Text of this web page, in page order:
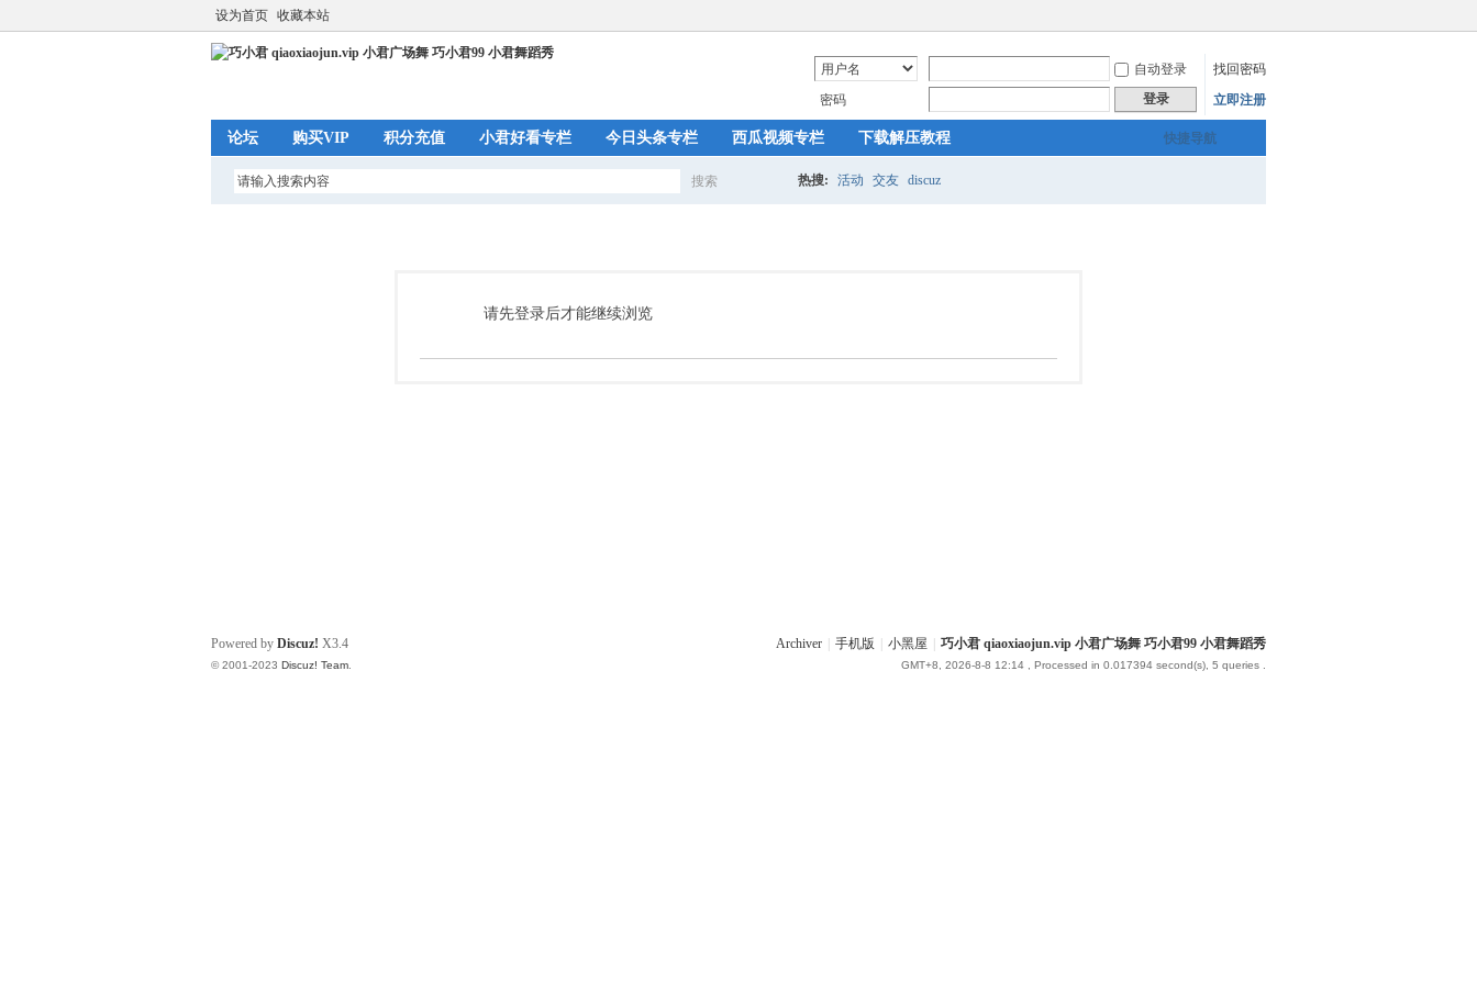
设为首页 收藏本站
自动登录
找回密码
密码
登录 立即注册
快捷导航
论坛 购买VIP 积分充值 小君好看专栏 今日头条专栏 西瓜视频专栏 下载解压教程
搜索 热搜: 活动 交友 discuz
请先登录后才能继续浏览
Archiver 手机版 小黑屋 巧小君 qiaoxiaojun.vip 小君广场舞 巧小君99 小君舞蹈秀
GMT+8, 2026-8-8 12:14 , Processed in 0.017394 second(s), 5 queries .
Powered by Discuz! X3.4
© 2001-2023 Discuz! Team